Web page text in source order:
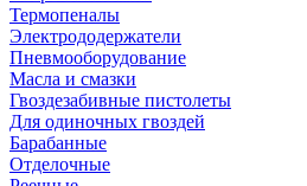
Термопеналы
Электрододержатели
Пневмооборудование
Масла и смазки
Гвоздезабивные пистолеты
Для одиночных гвоздей
Барабанные
Отделочные